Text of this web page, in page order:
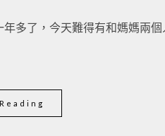
多了，今天難得有和媽媽兩